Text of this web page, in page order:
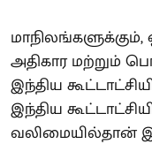
அதிகார மற்றும்
இந்திய
இந்திய
வலிமையில்தான்